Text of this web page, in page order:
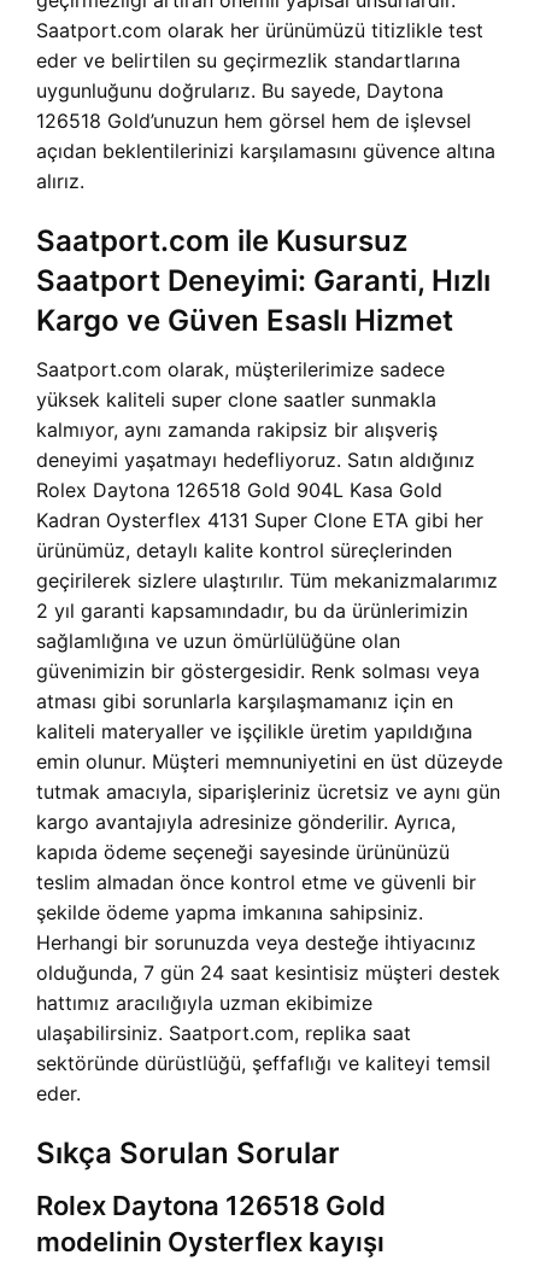
Saatport.com olarak her ürünümüzü titizlikle test
eder ve belirtilen su geçirmezlik standartlarına
uygunluğunu doğrularız. Bu sayede, Daytona
126518 Gold’unuzun hem görsel hem de işlevsel
açıdan beklentilerinizi karşılamasını güvence altına
alırız.
Saatport.com ile Kusursuz
Saatport Deneyimi: Garanti, Hızlı
Kargo ve Güven Esaslı Hizmet
Saatport.com olarak, müşterilerimize sadece
yüksek kaliteli super clone saatler sunmakla
kalmıyor, aynı zamanda rakipsiz bir alışveriş
deneyimi yaşatmayı hedefliyoruz. Satın aldığınız
Rolex Daytona 126518 Gold 904L Kasa Gold
Kadran Oysterflex 4131 Super Clone ETA gibi her
ürünümüz, detaylı kalite kontrol süreçlerinden
geçirilerek sizlere ulaştırılır. Tüm mekanizmalarımız
2 yıl garanti kapsamındadır, bu da ürünlerimizin
sağlamlığına ve uzun ömürlülüğüne olan
güvenimizin bir göstergesidir. Renk solması veya
atması gibi sorunlarla karşılaşmamanız için en
kaliteli materyaller ve işçilikle üretim yapıldığına
emin olunur. Müşteri memnuniyetini en üst düzeyde
tutmak amacıyla, siparişleriniz ücretsiz ve aynı gün
kargo avantajıyla adresinize gönderilir. Ayrıca,
kapıda ödeme seçeneği sayesinde ürününüzü
teslim almadan önce kontrol etme ve güvenli bir
şekilde ödeme yapma imkanına sahipsiniz.
Herhangi bir sorunuzda veya desteğe ihtiyacınız
olduğunda, 7 gün 24 saat kesintisiz müşteri destek
hattımız aracılığıyla uzman ekibimize
ulaşabilirsiniz. Saatport.com, replika saat
sektöründe dürüstlüğü, şeffaflığı ve kaliteyi temsil
eder.
Sıkça Sorulan Sorular
Rolex Daytona 126518 Gold
modelinin Oysterflex kayışı